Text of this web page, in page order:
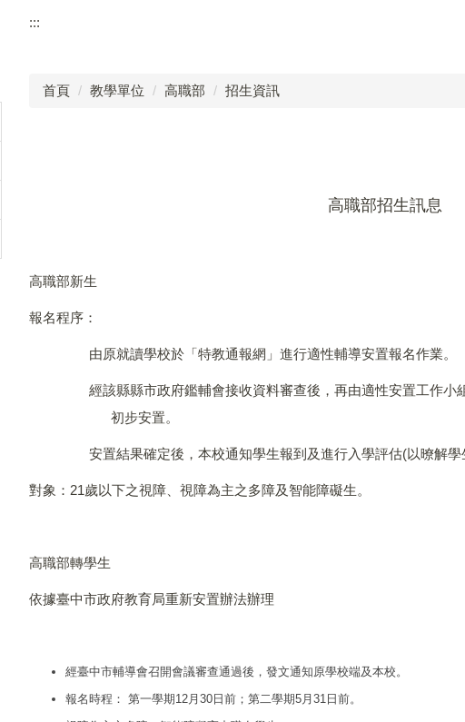
:::
首頁 教學單位 高職部 招生資訊
高職部招生訊息
高職部新生
報名程序：
由原就讀學校於「特教通報網」進行適性輔導安置報名作業。
經該縣縣市政府鑑輔會接收資料審查後，再由適性安置工作
初步安置。
安置結果確定後，本校通知學生報到及進行入學評估(以暸解學
對象：21歲以下之視障、視障為主之多障及智能障礙生。
高職部轉學生
依據臺中市政府教育局重新安置辦法辦理
經臺中市輔導會召開會議審查通過後，發文通知原學校端及本校。
報名時程： 第一學期12月30日前；第二學期5月31日前。